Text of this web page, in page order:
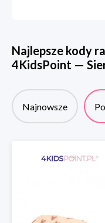
Najlepsze kody
4KidsPoint —
Najnowsze